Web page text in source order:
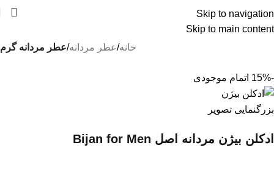
Skip to navigation
Skip to main content
درسته گرون خریدیم ولی قیمتهای سایت رو کاهش
دادیم !!!
خانه عطر مردانه عطر مردانه گرم
-15% اتمام موجودی
بزرگنمایی تصویر
ادکلن بیژن مردانه اصل Bijan for Men